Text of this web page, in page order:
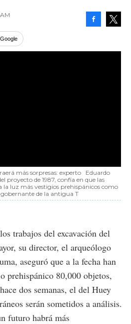
más sorpresas: experto
Eduardo
proyecto de 1987, confía en que las
la luz más vestigios prehispánicos como
de la antigua T
trabajos del excavación del
su director, el arqueólogo
aseguró que a la fecha han
prehispánico 80,000 objetos,
dos semanas, el del Huey
serán sometidos a análisis.
futuro habrá más